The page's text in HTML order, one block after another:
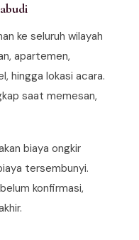
ke seluruh wilayah
apartemen,
hingga lokasi acara.
saat memesan,
biaya ongkir
tersembunyi.
konfirmasi,